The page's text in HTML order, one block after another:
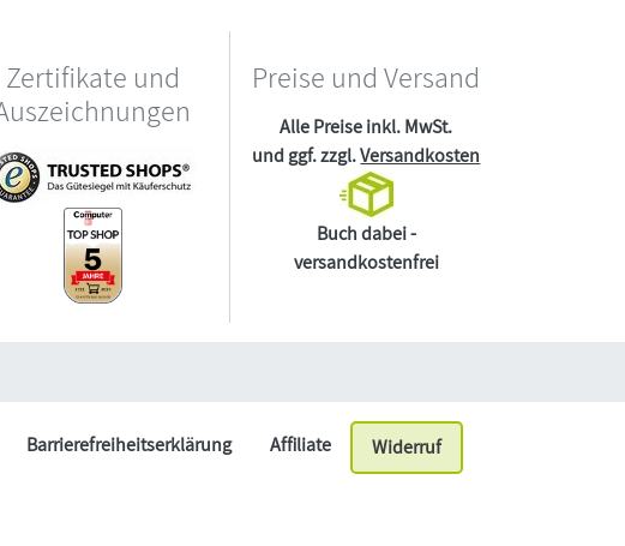
Zertifikate und
Preise und Versand
Alle Preise inkl. MwSt.
und ggf. zzgl.Versandkosten
Buch dabei -
versandkostenfrei
Barrierefreiheitserklärung Affiliate Widerruf